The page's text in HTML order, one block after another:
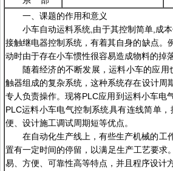
一、课题的作用和意义
小车自动运料系统,由于其控制简单,成
接触继电器控制系统，有着其自身的缺点。
动时由于存在小车惯性很容易造成物料的掉
随着经济的不断发展，运料小车的应
触器组成的复杂系统，这种系统存在设计周
专人负责操作。现将PLC应用到运料小车电
PLC运料小车电气控制系统具有连线简单
便、设计施工调试周期短等优点。
在自动化生产线上，有些生产机械的工
置有一定时间的停留，以满足生产工艺要
易、方便、可靠性高等特点，并且程序设计